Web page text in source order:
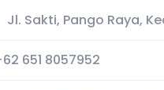
Jl. Sakti, Pango Raya,
651 8057952